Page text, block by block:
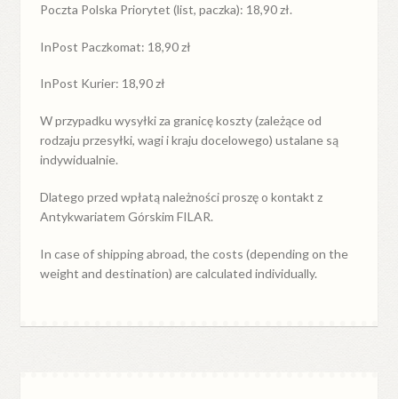
Poczta Polska Priorytet (list, paczka): 18,90 zł.
InPost Paczkomat: 18,90 zł
InPost Kurier: 18,90 zł
W przypadkuwysyłkiza granicękoszty (zależące od
rodzaju przesyłki, wagi i kraju docelowego) ustalane są
indywidualnie.
Dlatego przed wpłatą należności proszę o kontakt z
Antykwariatem Górskim FILAR.
In case of shipping abroad, the costs (depending on the
weight and destination) are calculated individually.